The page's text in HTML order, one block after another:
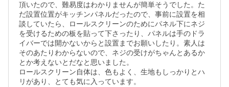
頂いたので、難易度はわかりませんが簡単そうでした。た
だ設置位置がキッチンパネルだったので、事前に設置を相
談していたら、ロールスクリーンのためにパネル下にネジ
を受けるための板を貼って下さったり、パネルは手のドラ
イバーでは開かないからと設置までお願いしたり。素人は
そのあたりわからないので、ネジの受けがちゃんとあるか
とか考えないとだなと思いました。
ロールスクリーン自体は、色もよく、生地もしっかりとハ
リがあり、とても気に入っています。